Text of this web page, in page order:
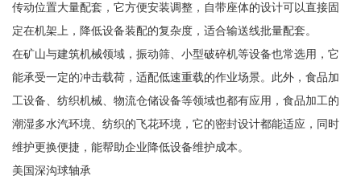
传动位置大量配套，它方便安装调整，自带座体的设计可以直接固
定在机架上，降低设备装配的复杂度，适合输送线批量配套。
在矿山与建筑机械领域，振动筛、小型破碎机等设备也常选用，它
能承受一定的冲击载荷，适配低速重载的作业场景。此外，食品加
工设备、纺织机械、物流仓储设备等领域也都有应用，食品加工的
潮湿多水汽环境、纺织的飞花环境，它的密封设计都能适应，同时
维护更换便捷，能帮助企业降低设备维护成本。
美国深沟球轴承